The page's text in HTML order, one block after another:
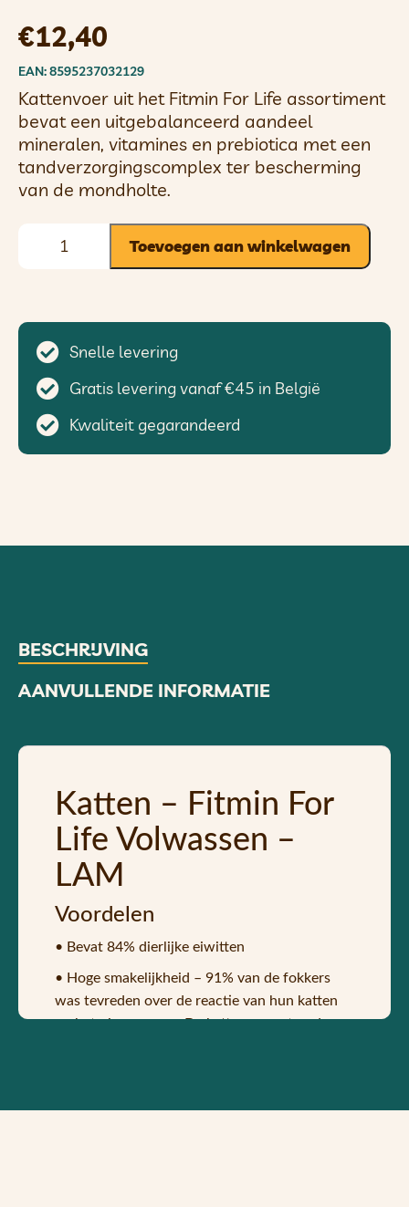
€12,40
EAN: 8595237032129
Kattenvoer uit het Fitmin For Life assortiment
bevat een uitgebalanceerd aandeel
mineralen, vitamines en prebiotica met een
tandverzorgingscomplex ter bescherming
van de mondholte.
Toevoegen aan winkelwagen
Snelle levering
Gratis levering vanaf €45 in België
Kwaliteit gegarandeerd
BESCHRIJVING
AANVULLENDE INFORMATIE
Katten – Fitmin For
Life Volwassen –
LAM
Voordelen
• Bevat 84% dierlijke eiwitten
• Hoge smakelijkheid – 91% van de fokkers
was tevreden over de reactie van hun katten
op het nieuwe voer. De katten accepteerden
vrienden.